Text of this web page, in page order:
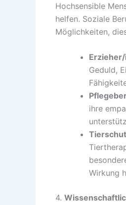
Hochsensible
helfen. Soziale
Möglichkeiten,
Geduld,
ihre
Wirkung
4.